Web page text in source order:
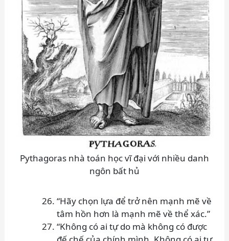
Pythagoras nhà toán học vĩ đại với nhiều danh
ngôn bất hủ
“Hãy chọn lựa để trở nên mạnh mẽ về
tâm hồn hơn là mạnh mẽ về thể xác.”
“Không có ai tự do mà không có được